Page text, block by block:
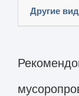
Другие